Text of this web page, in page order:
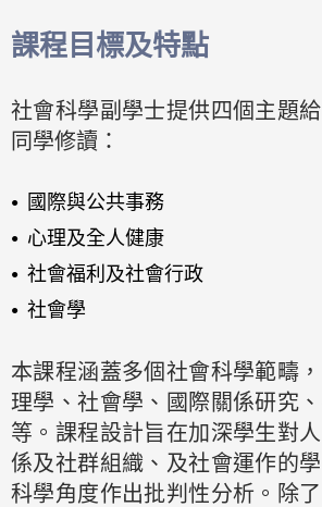
課程目標及特點
社會科學副學士提供四個主題
同學修讀：
國際與公共事務
心理及全人健康
社會福利及社會行政
社會學
本課程涵蓋多個社會科學範疇
理學、社會學、國際關係研究
等。課程設計旨在加深學生對
係及社群組織、及社會運作的
科學角度作出批判性分析。除